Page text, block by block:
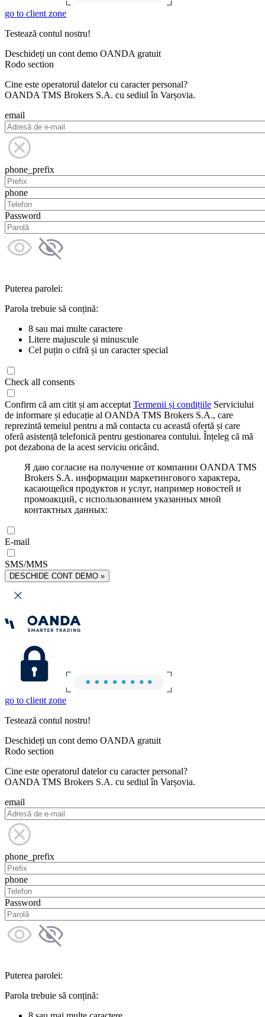
go to client zone
Testează contul nostru!
Deschideți un cont demo OANDA gratuit
Rodo section
Cine este operatorul datelor cu caracter personal?
OANDA TMS Brokers S.A. cu sediul în Varșovia.
email
phone_prefix
phone
Password
Puterea parolei:
Parola trebuie să conțină:
8 sau mai multe caractere
Litere majuscule și minuscule
Cel puțin o cifră și un caracter special
Check all consents
Confirm că am citit și am acceptat Termenii și condițiile Serviciului
de informare și educație al OANDA TMS Brokers S.A., care
reprezintă temeiul pentru a mă contacta cu această ofertă și care
oferă asistență telefonică pentru gestionarea contului. Înțeleg că mă
pot dezabona de la acest serviciu oricând.
Я даю согласие на получение от компании OANDA TMS
Brokers S.A. информации маркетингового характера,
касающейся продуктов и услуг, например новостей и
промоакций, с использованием указанных мной
контактных данных:
E-mail
SMS/MMS
DESCHIDE CONT DEMO »
go to client zone
Testează contul nostru!
Deschideți un cont demo OANDA gratuit
Rodo section
Cine este operatorul datelor cu caracter personal?
OANDA TMS Brokers S.A. cu sediul în Varșovia.
email
phone_prefix
phone
Password
Puterea parolei:
Parola trebuie să conțină: